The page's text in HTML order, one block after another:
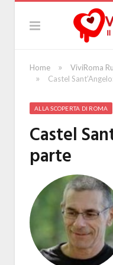
Home » ViviRoma
» Castel
ALLA SCOPERTA DI ROMA
Castel
parte